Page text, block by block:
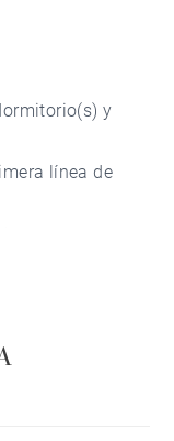
y
línea de
Televisión.
secadora,
cocina,